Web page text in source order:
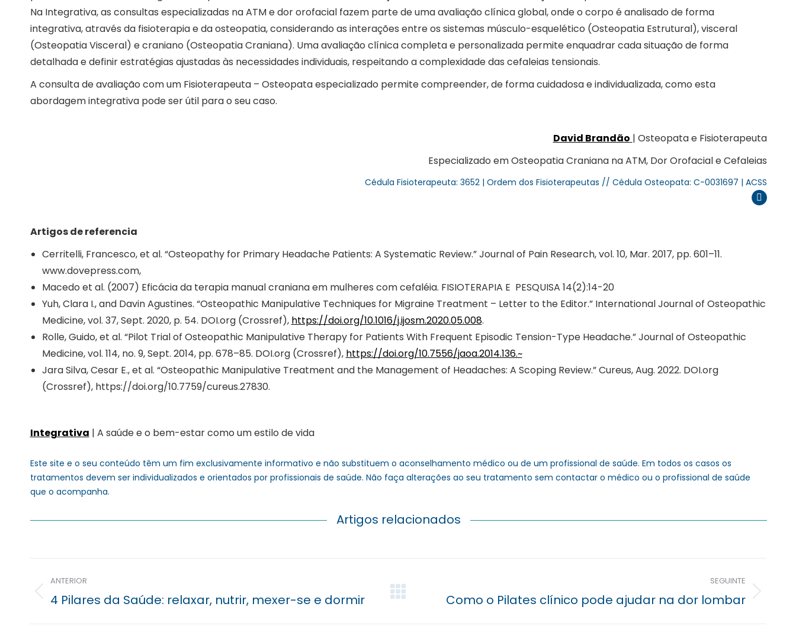
Na Integrativa, as consultas especializadas na ATM e dor orofacial fazem parte de uma avaliação clínica global, onde o corpo é analisado de forma
integrativa, através da fisioterapia e da osteopatia, considerando as interações entre os sistemas músculo-esquelético (Osteopatia Estrutural), visceral
(Osteopatia Visceral) e craniano (Osteopatia Craniana). Uma avaliação clínica completa e personalizada permite enquadrar cada situação de forma
detalhada e definir estratégias ajustadas às necessidades individuais, respeitando a complexidade das cefaleias tensionais.
A consulta de avaliação com um Fisioterapeuta – Osteopata especializado permite compreender, de forma cuidadosa e individualizada, como esta
abordagem integrativa pode ser útil para o seu caso.
David Brandão | Osteopata e Fisioterapeuta
Especializado em Osteopatia Craniana na ATM, Dor Orofacial e Cefaleias
Cédula Fisioterapeuta: 3652 | Ordem dos Fisioterapeutas // Cédula Osteopata: C-0031697 | ACSS
Instagram
Artigos de referencia
Cerritelli, Francesco, et al. “Osteopathy for Primary Headache Patients: A Systematic Review.” Journal of Pain Research, vol. 10, Mar. 2017, pp. 601–11.
www.dovepress.com,
Macedo et al. (2007) Eficácia da terapia manual craniana em mulheres com cefaléia. FISIOTERAPIA E PESQUISA 14(2):14-20
Yuh, Clara I., and Davin Agustines. “Osteopathic Manipulative Techniques for Migraine Treatment – Letter to the Editor.” International Journal of Osteopathic
Medicine, vol. 37, Sept. 2020, p. 54. DOI.org (Crossref), https://doi.org/10.1016/j.ijosm.2020.05.008.
Rolle, Guido, et al. “Pilot Trial of Osteopathic Manipulative Therapy for Patients With Frequent Episodic Tension-Type Headache.” Journal of Osteopathic
Medicine, vol. 114, no. 9, Sept. 2014, pp. 678–85. DOI.org (Crossref), https://doi.org/10.7556/jaoa.2014.136.~
Jara Silva, Cesar E., et al. “Osteopathic Manipulative Treatment and the Management of Headaches: A Scoping Review.” Cureus, Aug. 2022. DOI.org
(Crossref), https://doi.org/10.7759/cureus.27830.
Integrativa | A saúde e o bem-estar como um estilo de vida
Este site e o seu conteúdo têm um fim exclusivamente informativo e não substituem o aconselhamento médico ou de um profissional de saúde. Em todos os casos os
tratamentos devem ser individualizados e orientados por profissionais de saúde. Não faça alterações ao seu tratamento sem contactar o médico ou o profissional de saúde
que o acompanha.
Artigos relacionados
Navegação
posterior
ANTERIOR
Previous
4 Pilares da Saúde: relaxar, nutrir, mexer-se e dormir
SEGUINTE
PróximoComo o Pilates clínico pode ajudar na dor lombar